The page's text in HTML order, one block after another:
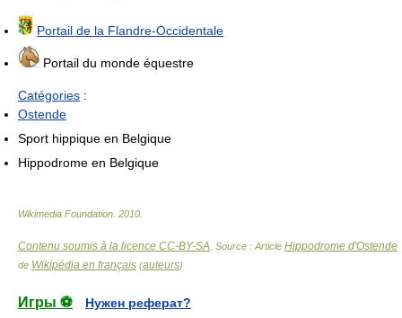
Portail de la Flandre-Occidentale
Portail du monde équestre
Catégories :
Ostende
Sport hippique en Belgique
Hippodrome en Belgique
Wikimedia Foundation. 2010.
Contenu soumis à la licence CC-BY-SA. Source : Article Hippodrome d'Ostende
de Wikipédia en français (auteurs)
Игры ⚽
Нужен реферат?